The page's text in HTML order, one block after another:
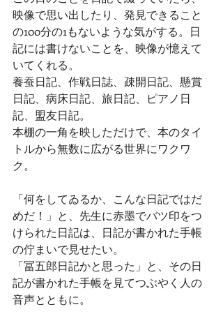
映像で思い出したり、発見できること
の100分の1もないような気がする。日
記には書けないことを、映像が憶えて
いてくれる。
養蚕日記、作戦日誌、疎開日記、懸賞
日記、病床日記、旅日記、ピアノ日
記、盟友日記。
本棚の一角を映しただけで、本のタイ
トルから無数に広がる世界にワクワ
ク。
「何をしてゐるか、こんな日記ではだ
めだ！」と、先生に赤墨でバツ印をつ
けられた日記は、日記が書かれた手帳
の佇まいで見せたい。
「冨五郎日記かと思った」と、その日
記が書かれた手帳を見てつぶやく人の
音声とともに。